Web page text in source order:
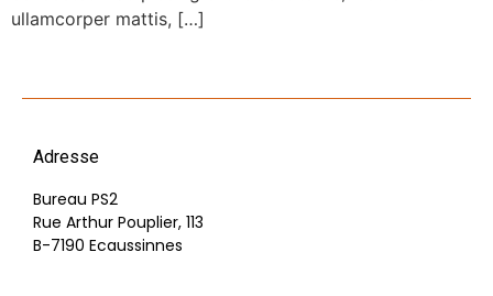
ullamcorper mattis, […]
Adresse
Bureau PS2
Rue Arthur Pouplier, 113
B-7190 Ecaussinnes